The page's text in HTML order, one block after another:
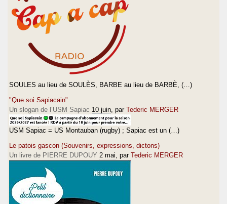
SOULES au lieu de SOULÈS, BARBE au lieu de BARBÈ, (…)
"Que soi Sapiacain"
Un slogan de l’USM Sapiac 10 juin , par Tederic MERGER
USM Sapiac = US Montauban (rugby) ; Sapiac est un (…)
Le patois gascon (Souvenirs, expressions, dictons)
Un livre de PIERRE DUPOUY 2 mai , par Tederic MERGER